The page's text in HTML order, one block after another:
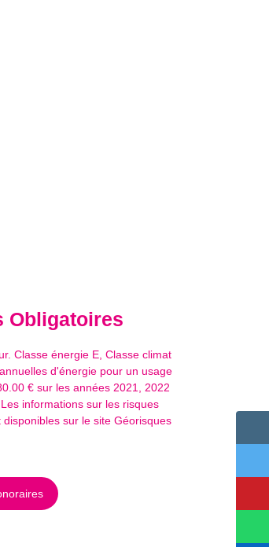
Obligatoires
Classe énergie E, Classe climat
d'énergie pour un usage
€ sur les années 2021, 2022
informations sur les risques
sur le site Géorisques